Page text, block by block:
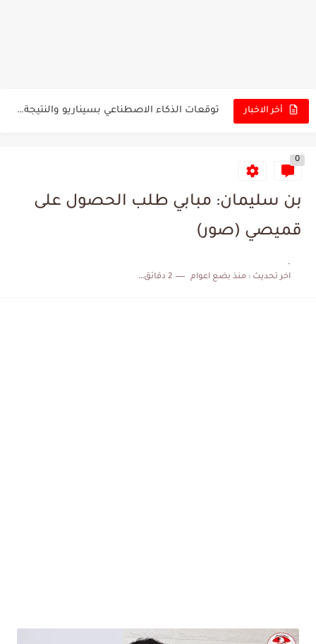
أخر الاخبار سيمبا - نهضة بركان: هل سيتمكن أبطال المغرب من الحفاظ...
0
بن سليمان: مبابي طلب الحصول على
قميصي (صور)
.
اخر تحديث :منذ بضع اعوام 2 دقائق للقراءة